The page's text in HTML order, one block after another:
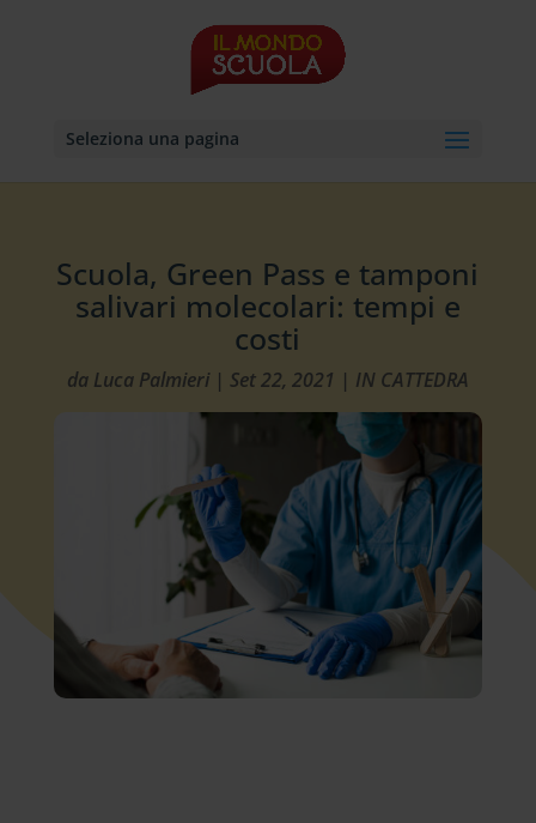
Seleziona una pagina
Scuola, Green Pass e tamponi
salivari molecolari: tempi e
costi
da Luca Palmieri| Set 22, 2021 | IN CATTEDRA